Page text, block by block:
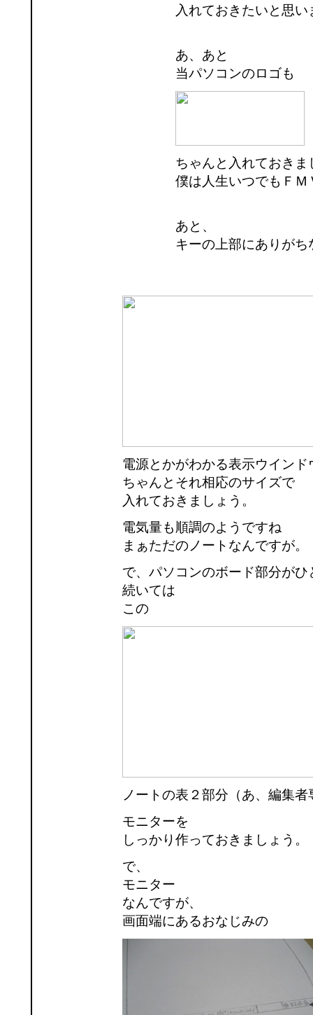
入れておきたいと思い
あ、あと
当パソコンのロゴも
ちゃんと入れておきま
僕は人生いつでもＦＭ
あと、
キーの上部にありがち
電源とかがわかる表示ウインド
ちゃんとそれ相応のサイズで
入れておきましょう。
電気量も順調のようですね
まぁただのノートなんですが。
で、パソコンのボード部分が
続いては
この
ノートの表２部分（あ、編集
モニターを
しっかり作っておきましょう。
で、
モニター
なんですが、
画面端にあるおなじみの